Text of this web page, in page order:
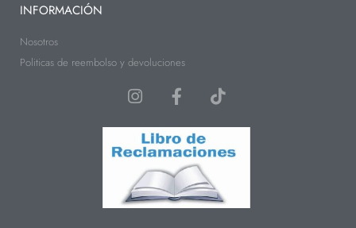
INFORMACIÓN
Nosotros
Politicas de reembolso y devoluciones
I
s
t
a
g
r
a
F
a
c
e
b
o
o
k
T
i
k
t
o